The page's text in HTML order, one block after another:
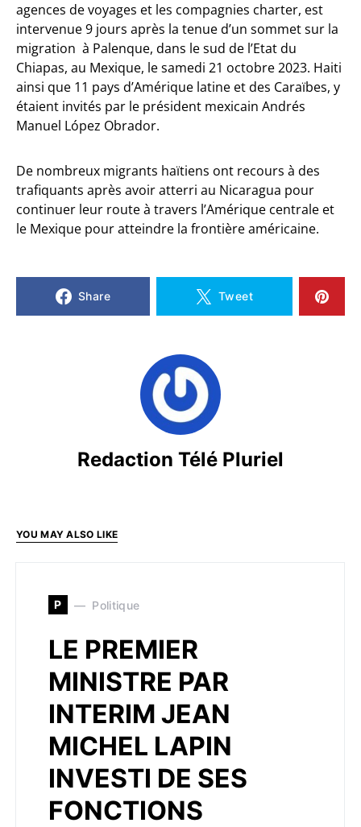
agences de voyages et les compagnies charter, est
intervenue 9 jours après la tenue d’un sommet sur la
migration à Palenque, dans le sud de l’Etat du
Chiapas, au Mexique, le samedi 21 octobre 2023. Haiti
ainsi que 11 pays d’Amérique latine et des Caraïbes, y
étaient invités par le président mexicain Andrés
Manuel López Obrador.
De nombreux migrants haïtiens ont recours à des
trafiquants après avoir atterri au Nicaragua pour
continuer leur route à travers l’Amérique centrale et
le Mexique pour atteindre la frontière américaine.
Share Tweet
Redaction Télé Pluriel
YOU MAY ALSO LIKE
P Politique
LE PREMIER
MINISTRE PAR
INTERIM JEAN
MICHEL LAPIN
INVESTI DE SES
FONCTIONS